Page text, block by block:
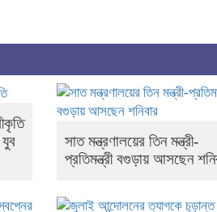
সাত মন্ত্রণালয়ের তিন মন্ত্রী-
প্রতিমন্ত্রী বগুড়ায় আসছেন